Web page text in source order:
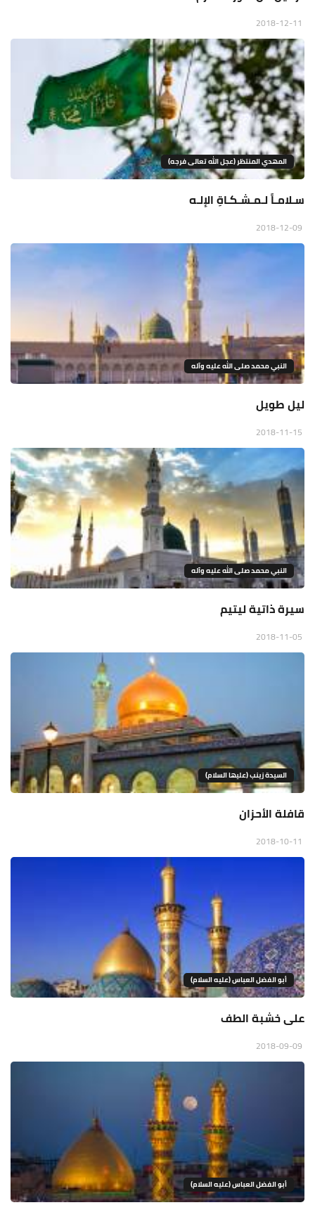
المهدي المنتظر (عجل الله تعالى فرجه)
سـلامـاً لـمـشـكـاةِ الإلـه
النبي محمد صلى الله عليه وآله
ليل طويل
النبي محمد صلى الله عليه وآله
سيرة ذاتية ليتيم
السيدة زينب (عليها السلام)
قافلة الأحزان
أبو الفضل العباس (عليه السلام)
على خشبة الطف
أبو الفضل العباس (عليه السلام)